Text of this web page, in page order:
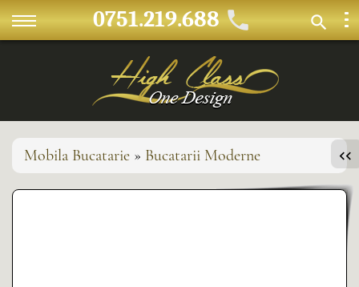
0751.219.688
Mobila Bucatarie » Bucatarii Moderne